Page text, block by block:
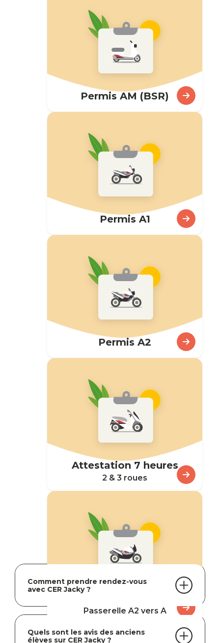
Permis AM (BSR)
Permis A1
Permis A2
Attestation 7 heures
2 & 3 roues
Passerelle A2 vers A
Le CER JACKYest
certifié :
Notre certificat Qualiopi
En savoir plus
En savoir plus
FAQ
Vous avez des questions,
nous avons les réponses.
Comment prendre rendez-vous
avec CER Jacky ?
Quels sont les avis des anciens
élèves sur CER Jacky ?